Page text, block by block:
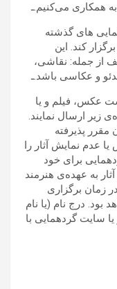
همکاری می‌کنیم.ـ
های گذشته
کند. اين
از جمله: نقاشى،
و عكاسى باشد.ـ
عكس، فيلم و يا
زیر ارسال نمايند.
مقرر پذيرفته
عدم نمايش آثار را
براى خود
به عهده‌ى هنرمند
زمان برگزارى
بود. درج نام (يا نام
سايت گردهمايى با